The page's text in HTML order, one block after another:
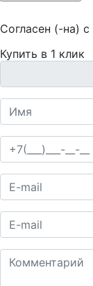
Согласен (-на) с
Купить в 1 клик